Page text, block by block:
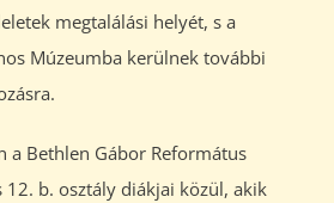
megtalálási helyét, s a
Múzeumba kerülnek további
a Bethlen Gábor Református
12. b. osztály diákjai közül, akik